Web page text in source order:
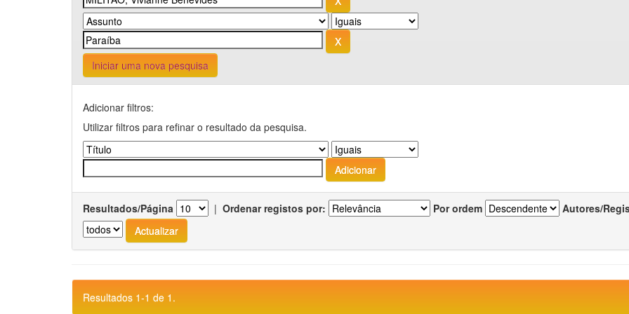
Iniciar uma nova pesquisa
Adicionar filtros:
Utilizar filtros para refinar o resultado da pesquisa.
Resultados/Página | Ordenar registos por: Por ordem Autores/
Resultados 1-1 de 1.